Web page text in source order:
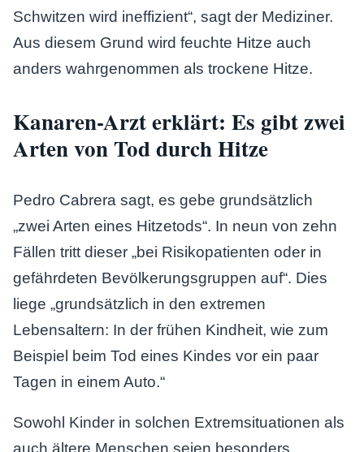
Schwitzen wird ineffizient“, sagt der Mediziner.
Aus diesem Grund wird feuchte Hitze auch
anders wahrgenommen als trockene Hitze.
Kanaren-Arzt erklärt: Es gibt zwei
Arten von Tod durch Hitze
Pedro Cabrera sagt, es gebe grundsätzlich
„zwei Arten eines Hitzetods“. In neun von zehn
Fällen tritt dieser „bei Risikopatienten oder in
gefährdeten Bevölkerungsgruppen auf“. Dies
liege „grundsätzlich in den extremen
Lebensaltern: In der frühen Kindheit, wie zum
Beispiel beim Tod eines Kindes vor ein paar
Tagen in einem Auto.“
Sowohl Kinder in solchen Extremsituationen als
auch ältere Menschen seien besonders